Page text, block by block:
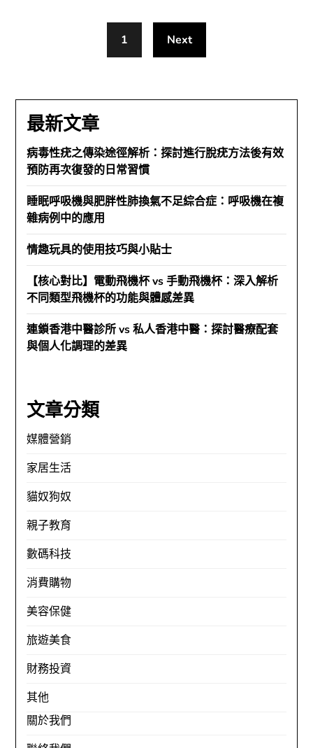
1 Next
最新文章
病毒性疣之傳染途徑解析：探討進行脫疣方法後有效
預防再次復發的日常習慣
睡眠呼吸機與肥胖性肺換氣不足綜合症：呼吸機在複
雜病例中的應用
情趣玩具的使用技巧與小貼士
【核心對比】電動飛機杯 vs 手動飛機杯：深入解析
不同類型飛機杯的功能與體感差異
連鎖香港中醫診所 vs 私人香港中醫：探討醫療配套
與個人化調理的差異
文章分類
媒體營銷
家居生活
貓奴狗奴
親子教育
數碼科技
消費購物
美容保健
旅遊美食
財務投資
其他
關於我們